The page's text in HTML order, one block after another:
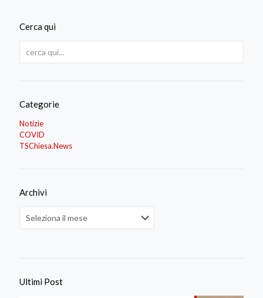
Cerca qui
Categorie
Notizie
COVID
TSChiesa.News
Archivi
Ultimi Post